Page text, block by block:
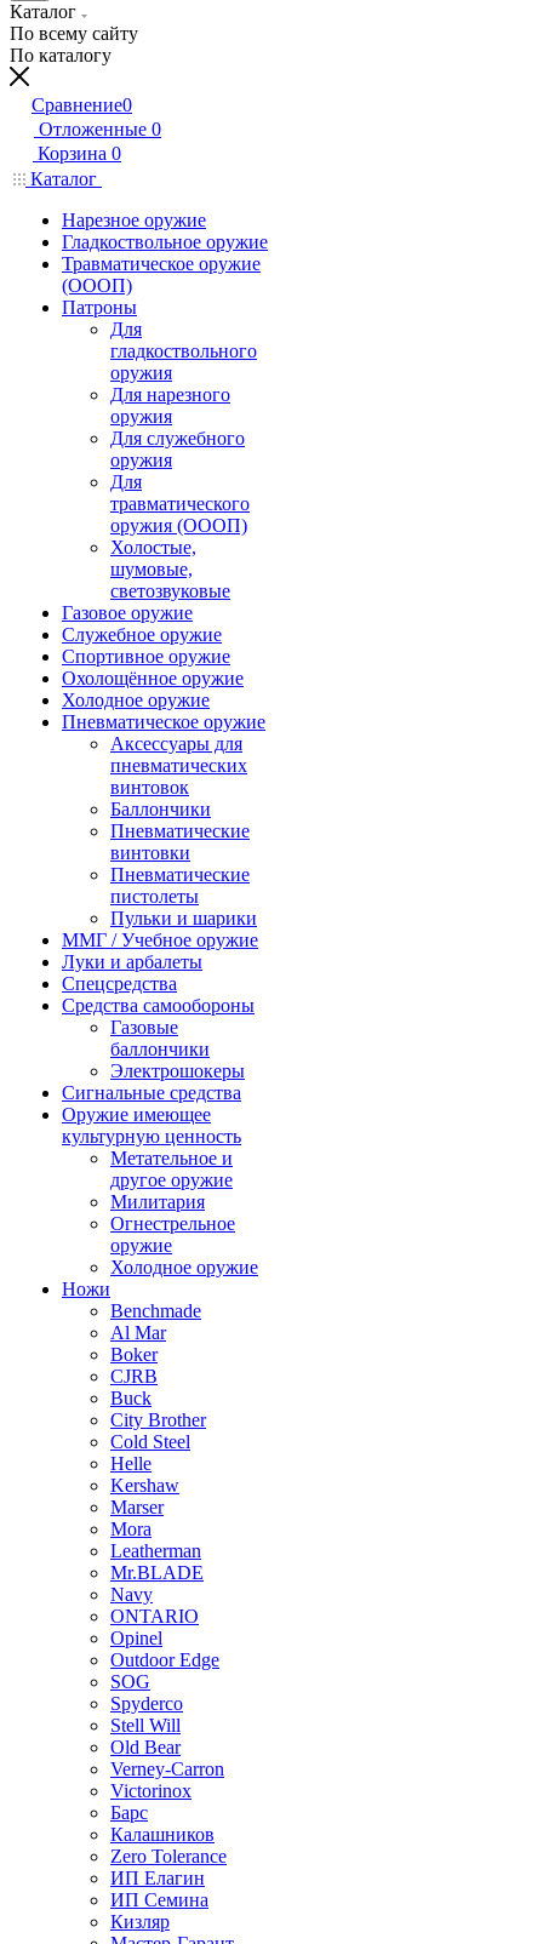
Каталог
По всему сайту
По каталогу
Сравнение0
Отложенные 0
Корзина 0
Каталог
Нарезное оружие
Гладкоствольное оружие
Травматическое оружие
(ОООП)
Патроны
Для
гладкоствольного
оружия
Для нарезного
оружия
Для служебного
оружия
Для
травматического
оружия (ОООП)
Холостые,
шумовые,
светозвуковые
Газовое оружие
Служебное оружие
Спортивное оружие
Охолощённое оружие
Холодное оружие
Пневматическое оружие
Аксессуары для
пневматических
винтовок
Баллончики
Пневматические
винтовки
Пневматические
пистолеты
Пульки и шарики
ММГ / Учебное оружие
Луки и арбалеты
Спецсредства
Средства самообороны
Газовые
баллончики
Электрошокеры
Сигнальные средства
Оружие имеющее
культурную ценность
Метательное и
другое оружие
Милитария
Огнестрельное
оружие
Холодное оружие
Ножи
Benchmade
Al Mar
Boker
CJRB
Buck
City Brother
Cold Steel
Helle
Kershaw
Marser
Mora
Leatherman
Mr.BLADE
Navy
ONTARIO
Opinel
Outdoor Edge
SOG
Spyderco
Stell Will
Old Bear
Verney-Carron
Victorinox
Барс
Калашников
Zero Tolerance
ИП Елагин
ИП Семина
Кизляр